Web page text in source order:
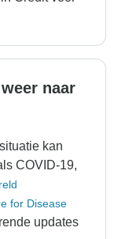
naar
kan
COVID-19,
for Disease
updates